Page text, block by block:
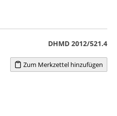
DHMD 2012/521.4
Zum Merkzettel hinzufügen